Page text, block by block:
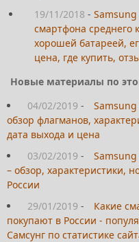
19/11/2018 - Samsung
смартфона среднего
хорошей батареей,
цена, где купить,
Новые материалы по
04/02/2019 -
обзор флагманов,
дата выхода и цена
03/02/2019 -
Samsung
– обзор, характеристики,
России
29/01/2019 -
Какие
покупают в России -
Самсунг по статистике